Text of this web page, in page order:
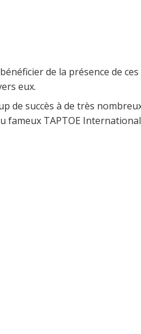
de la présence de
eux.
de succès à de très
TAPTOE